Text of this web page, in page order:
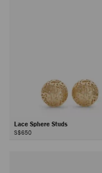
Lace Sphere Studs
S$650